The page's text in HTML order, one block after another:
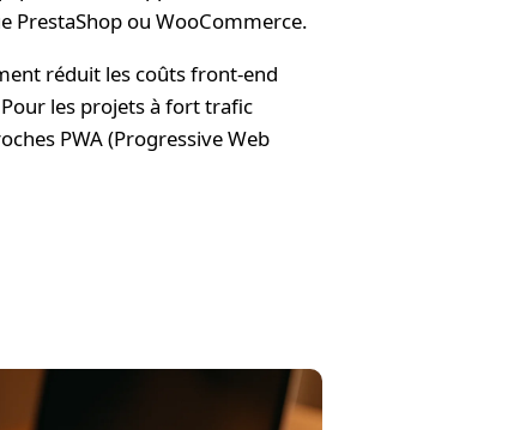
PrestaShop ou WooCommerce.
réduit les coûts front-end
les projets à fort trafic
PWA (Progressive Web